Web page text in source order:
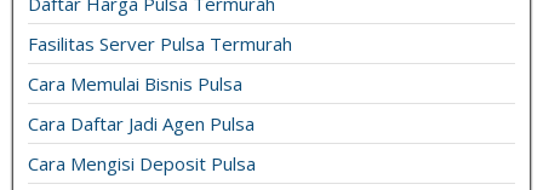
Fasilitas Server Pulsa Termurah
Cara Memulai Bisnis Pulsa
Cara Daftar Jadi Agen Pulsa
Cara Mengisi Deposit Pulsa